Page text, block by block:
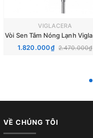
VIGLACERA
1.820.000₫ 2.470.000₫
VỀ CHÚNG TÔI